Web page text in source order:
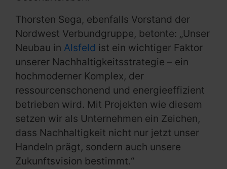
Thorsten Sega, ebenfalls Vorstand der
Nordwest Verbundgruppe, betonte: „Unser
Neubau in Alsfeld ist ein wichtiger Faktor
unserer Nachhaltigkeitsstrategie – ein
hochmoderner Komplex, der
ressourcenschonend und energieeffizient
betrieben wird. Mit Projekten wie diesem
setzen wir als Unternehmen ein Zeichen,
dass Nachhaltigkeit nicht nur jetzt unser
Handeln prägt, sondern auch unsere
Zukunftsvision bestimmt.“